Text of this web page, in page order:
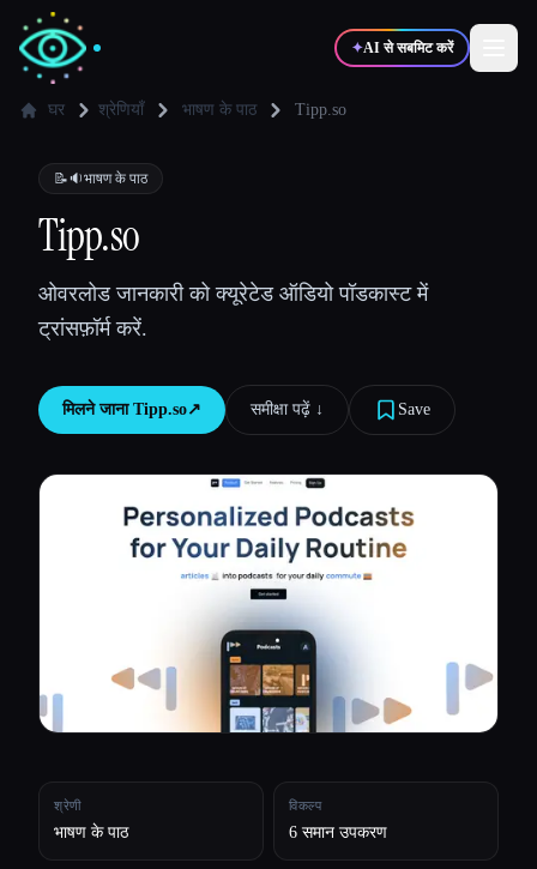
✦AI से सबमिट करें
✍️लेखक
💻डेवलपर्स
🎓विद्यार्थी
टूल्स की तुलना करें
घर श्रेणियाँ भाषण के पाठ Tipp.so
📝🔉भाषण के पाठ
Tipp.so
ओवरलोड जानकारी को क्यूरेटेड ऑडियो पॉडकास्ट में
ट्रांसफ़ॉर्म करें.
मिलने जाना Tipp.so↗︎ समीक्षा पढ़ें ↓︎ Save
श्रेणी
भाषण के पाठ
विकल्प
6 समान उपकरण